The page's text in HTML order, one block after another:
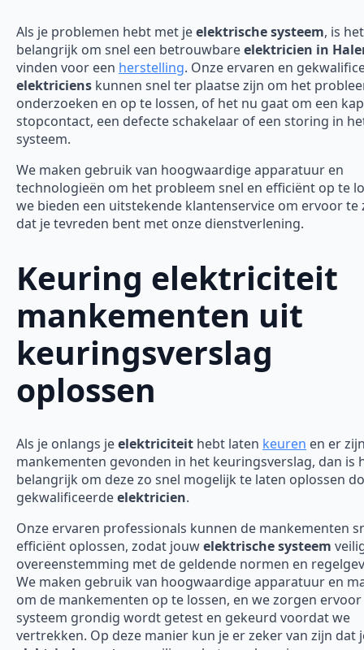
Als je problemen hebt met jeelektrische systeem, is het
belangrijk om snel een betrouwbareelektricien in
vinden voor een herstelling. Onze ervaren en
elektriciens kunnen snel ter plaatse zijn om het
onderzoeken en op te lossen, of het nu gaat om een
stopcontact, een defecte schakelaar of een storing in
systeem.
We maken gebruik van hoogwaardige apparatuur en
technologieën om het probleem snel en efficiënt op te
we bieden een uitstekende klantenservice om ervoor te
dat je tevreden bent met onze dienstverlening.
Keuring elektriciteit
mankementen uit
keuringsverslag
oplossen
Als je onlangs jeelektriciteit hebt laten keuren en er
mankementen gevonden in het keuringsverslag, dan is
belangrijk om deze zo snel mogelijk te laten oplossen
gekwalificeerdeelektricien.
Onze ervaren professionals kunnen de mankementen
efficiënt oplossen, zodat jouwelektrische systeem
overeenstemming met de geldende normen en
We maken gebruik van hoogwaardige apparatuur en
om de mankementen op te lossen, en we zorgen
systeem grondig wordt getest en gekeurd voordat we
vertrekken. Op deze manier kun je er zeker van zijn dat